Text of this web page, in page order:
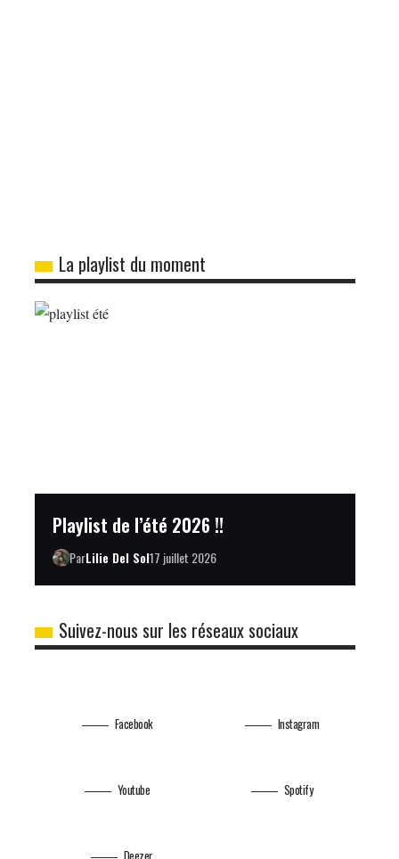
La playlist du moment
Playlist de l’été 2026 !!
ParLilie Del Sol17 juillet 2026
Suivez-nous sur les réseaux sociaux
Facebook
Youtube
Instagram
Spotify
Deezer